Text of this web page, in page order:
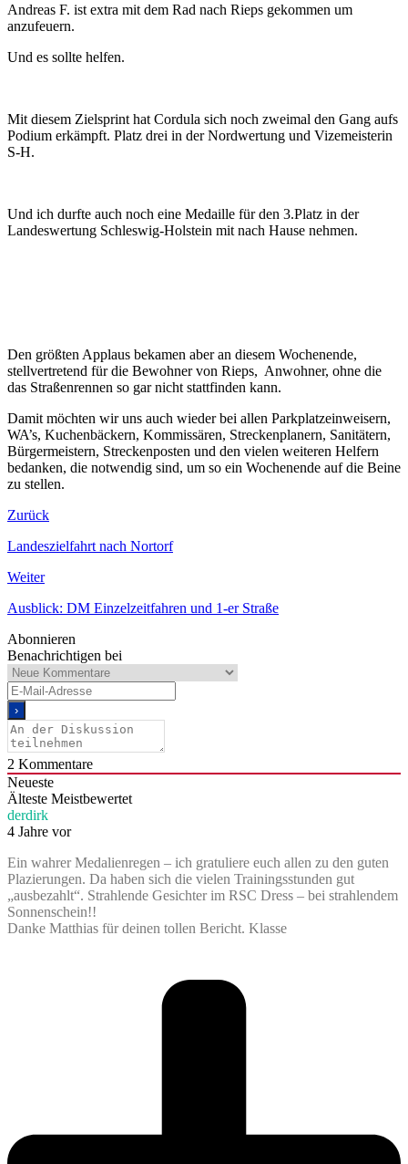
Andreas F. ist extra mit dem Rad nach Rieps gekommen um
anzufeuern.
Und es sollte helfen.
Mit diesem Zielsprint hat Cordula sich noch zweimal den Gang aufs
Podium erkämpft. Platz drei in der Nordwertung und Vizemeisterin
S-H.
Und ich durfte auch noch eine Medaille für den 3.Platz in der
Landeswertung Schleswig-Holstein mit nach Hause nehmen.
Den größten Applaus bekamen aber an diesem Wochenende,
stellvertretend für die Bewohner von Rieps, Anwohner, ohne die
das Straßenrennen so gar nicht stattfinden kann.
Damit möchten wir uns auch wieder bei allen Parkplatzeinweisern,
WA’s, Kuchenbäckern, Kommissären, Streckenplanern, Sanitätern,
Bürgermeistern, Streckenposten und den vielen weiteren Helfern
bedanken, die notwendig sind, um so ein Wochenende auf die Beine
zu stellen.
Zurück
Landeszielfahrt nach Nortorf
Weiter
Ausblick: DM Einzelzeitfahren und 1-er Straße
Abonnieren
Benachrichtigen bei
2 Kommentare
Neueste
Älteste Meistbewertet
derdirk
4 Jahre vor
Ein wahrer Medalienregen – ich gratuliere euch allen zu den guten
Plazierungen. Da haben sich die vielen Trainingsstunden gut
„ausbezahlt“. Strahlende Gesichter im RSC Dress – bei strahlendem
Sonnenschein!!
Danke Matthias für deinen tollen Bericht. Klasse